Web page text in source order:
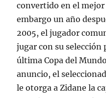
convertido en el
embargo un año
2005, el jugador
jugar con su selección
última Copa del
anuncio, el
le otorga a Zidane la